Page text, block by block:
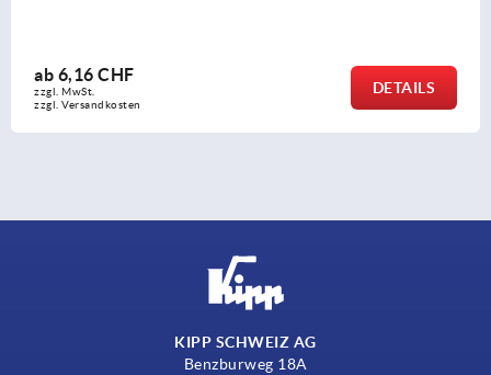
DETAILS
KIPP SCHWEIZ AG
Benzburweg 18A